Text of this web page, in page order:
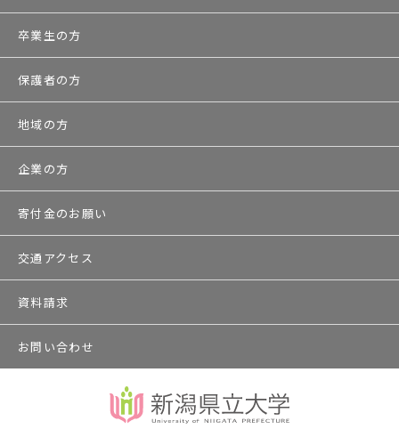
卒業生の方
保護者の方
地域の方
企業の方
寄付金のお願い
交通アクセス
資料請求
お問い合わせ